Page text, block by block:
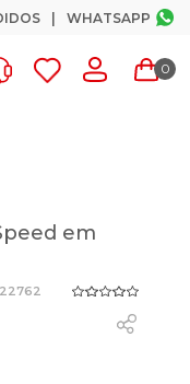
WHATSAPP
0
em